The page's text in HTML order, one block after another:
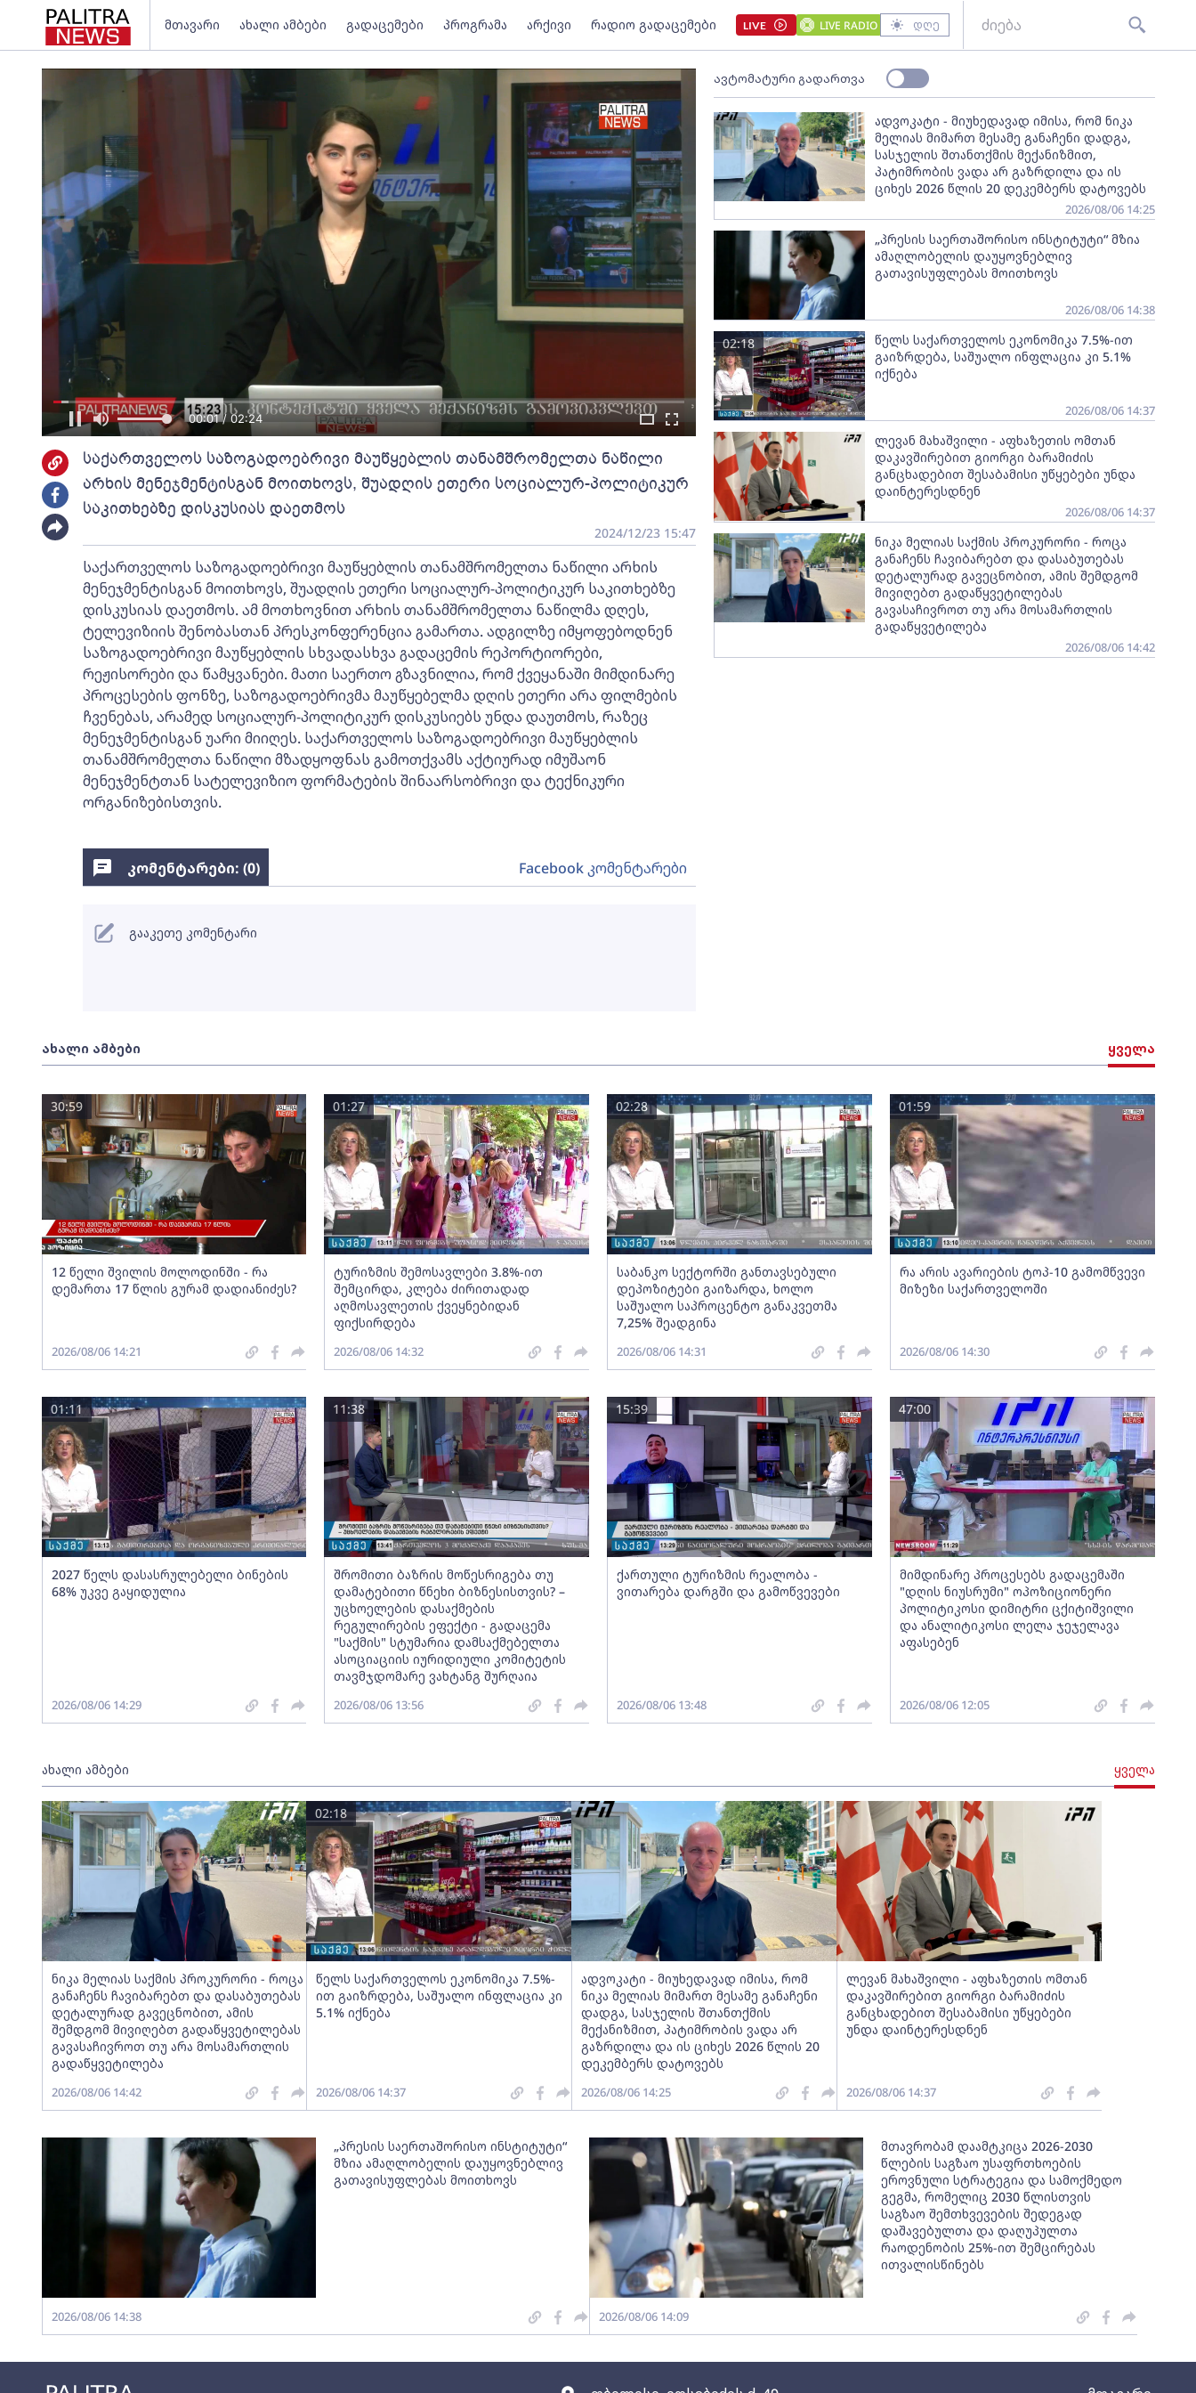
მთავარი ახალი ამბები გადაცემები პროგრამა არქივი რადიო გადაცემები LIVE LIVE RADIO დღე
00:03 / 02:24
საქართველოს საზოგადოებრივი მაუწყებლის თანამშრომელთა ნაწილი
არხის მენეჯმენტისგან მოითხოვს, შუადღის ეთერი სოციალურ-პოლიტიკურ
საკითხებზე დისკუსიას დაეთმოს
2024/12/23 15:47
საქართველოს საზოგადოებრივი მაუწყებლის თანამშრომელთა ნაწილი არხის
მენეჯმენტისგან მოითხოვს, შუადღის ეთერი სოციალურ-პოლიტიკურ საკითხებზე
დისკუსიას დაეთმოს. ამ მოთხოვნით არხის თანამშრომელთა ნაწილმა დღეს,
ტელევიზიის შენობასთან პრესკონფერენცია გამართა. ადგილზე იმყოფებოდნენ
საზოგადოებრივი მაუწყებლის სხვადასხვა გადაცემის რეპორტიორები,
რეჟისორები და წამყვანები. მათი საერთო გზავნილია, რომ ქვეყანაში მიმდინარე
პროცესების ფონზე, საზოგადოებრივმა მაუწყებელმა დღის ეთერი არა ფილმების
ჩვენებას, არამედ სოციალურ-პოლიტიკურ დისკუსიებს უნდა დაუთმოს, რაზეც
მენეჯმენტისგან უარი მიიღეს. საქართველოს საზოგადოებრივი მაუწყებლის
თანამშრომელთა ნაწილი მზადყოფნას გამოთქვამს აქტიურად იმუშაონ
მენეჯმენტთან სატელევიზიო ფორმატების შინაარსობრივი და ტექნიკური
ორგანიზებისთვის.
ავტომატური გადართვა
ადვოკატი - მიუხედავად იმისა, რომ ნიკა
მელიას მიმართ მესამე განაჩენი დადგა,
სასჯელის შთანთქმის მექანიზმით,
პატიმრობის ვადა არ გაზრდილა და ის
ციხეს 2026 წლის 20 დეკემბერს დატოვებს
2026/08/06 14:25
„პრესის საერთაშორისო ინსტიტუტი“ მზია
ამაღლობელის დაუყოვნებლივ
გათავისუფლებას მოითხოვს
2026/08/06 14:38
წელს საქართველოს ეკონომიკა 7.5%-ით
გაიზრდება, საშუალო ინფლაცია კი 5.1%
იქნება
02:18
2026/08/06 14:37
ლევან მახაშვილი - აფხაზეთის ომთან
დაკავშირებით გიორგი ბარამიძის
განცხადებით შესაბამისი უწყებები უნდა
დაინტერესდნენ
2026/08/06 14:37
ნიკა მელიას საქმის პროკურორი - როცა
განაჩენს ჩავიბარებთ და დასაბუთებას
დეტალურად გავეცნობით, ამის შემდგომ
მივიღებთ გადაწყვეტილებას
გავასაჩივროთ თუ არა მოსამართლის
გადაწყვეტილება
2026/08/06 14:42
ახალი ამბები ყველა
12 წელი შვილის მოლოდინში - რა
დემართა 17 წლის გურამ დადიანიძეს?
30:59
2026/08/06 14:21
ტურიზმის შემოსავლები 3.8%-ით
შემცირდა, კლება ძირითადად
აღმოსავლეთის ქვეყნებიდან
ფიქსირდება
01:27
2026/08/06 14:32
საბანკო სექტორში განთავსებული
დეპოზიტები გაიზარდა, ხოლო
საშუალო საპროცენტო განაკვეთმა
7,25% შეადგინა
02:28
2026/08/06 14:31
რა არის ავარიების ტოპ-10 გამომწვევი
მიზეზი საქართველოში
01:59
2026/08/06 14:30
2027 წელს დასასრულებელი ბინების
68% უკვე გაყიდულია
01:11
2026/08/06 14:29
შრომითი ბაზრის მოწესრიგება თუ
დამატებითი წნეხი ბიზნესისთვის? –
უცხოელების დასაქმების
რეგულირების ეფექტი - გადაცემა
"საქმის" სტუმარია დამსაქმებელთა
ასოციაციის იურიდიული კომიტეტის
თავმჯდომარე ვახტანგ შურღაია
11:38
2026/08/06 13:56
ქართული ტურიზმის რეალობა -
ვითარება დარგში და გამოწვევები
15:39
2026/08/06 13:48
მიმდინარე პროცესებს გადაცემაში
"დღის ნიუსრუმი" ოპოზიციონერი
პოლიტიკოსი დიმიტრი ცქიტიშვილი
და ანალიტიკოსი ლელა ჯეჯელავა
აფასებენ
47:00
2026/08/06 12:05
ახალი ამბები ყველა
ნიკა მელიას საქმის პროკურორი - როცა
განაჩენს ჩავიბარებთ და დასაბუთებას
დეტალურად გავეცნობით, ამის
შემდგომ მივიღებთ გადაწყვეტილებას
გავასაჩივროთ თუ არა მოსამართლის
გადაწყვეტილება
2026/08/06 14:42
წელს საქართველოს ეკონომიკა 7.5%-
ით გაიზრდება, საშუალო ინფლაცია კი
5.1% იქნება
02:18
2026/08/06 14:37
ადვოკატი - მიუხედავად იმისა, რომ
ნიკა მელიას მიმართ მესამე განაჩენი
დადგა, სასჯელის შთანთქმის
მექანიზმით, პატიმრობის ვადა არ
გაზრდილა და ის ციხეს 2026 წლის 20
დეკემბერს დატოვებს
2026/08/06 14:25
ლევან მახაშვილი - აფხაზეთის ომთან
დაკავშირებით გიორგი ბარამიძის
განცხადებით შესაბამისი უწყებები
უნდა დაინტერესდნენ
2026/08/06 14:37
„პრესის საერთაშორისო ინსტიტუტი“
მზია ამაღლობელის დაუყოვნებლივ
გათავისუფლებას მოითხოვს
2026/08/06 14:38
მთავრობამ დაამტკიცა 2026-2030
წლების საგზაო უსაფრთხოების
ეროვნული სტრატეგია და სამოქმედო
გეგმა, რომელიც 2030 წლისთვის
საგზაო შემთხვევების შედეგად
დაშავებულთა და დაღუპულთა
რაოდენობის 25%-ით შემცირებას
ითვალისწინებს
2026/08/06 14:09
კომენტარები: (0) Facebook კომენტარები
გააკეთე კომენტარი